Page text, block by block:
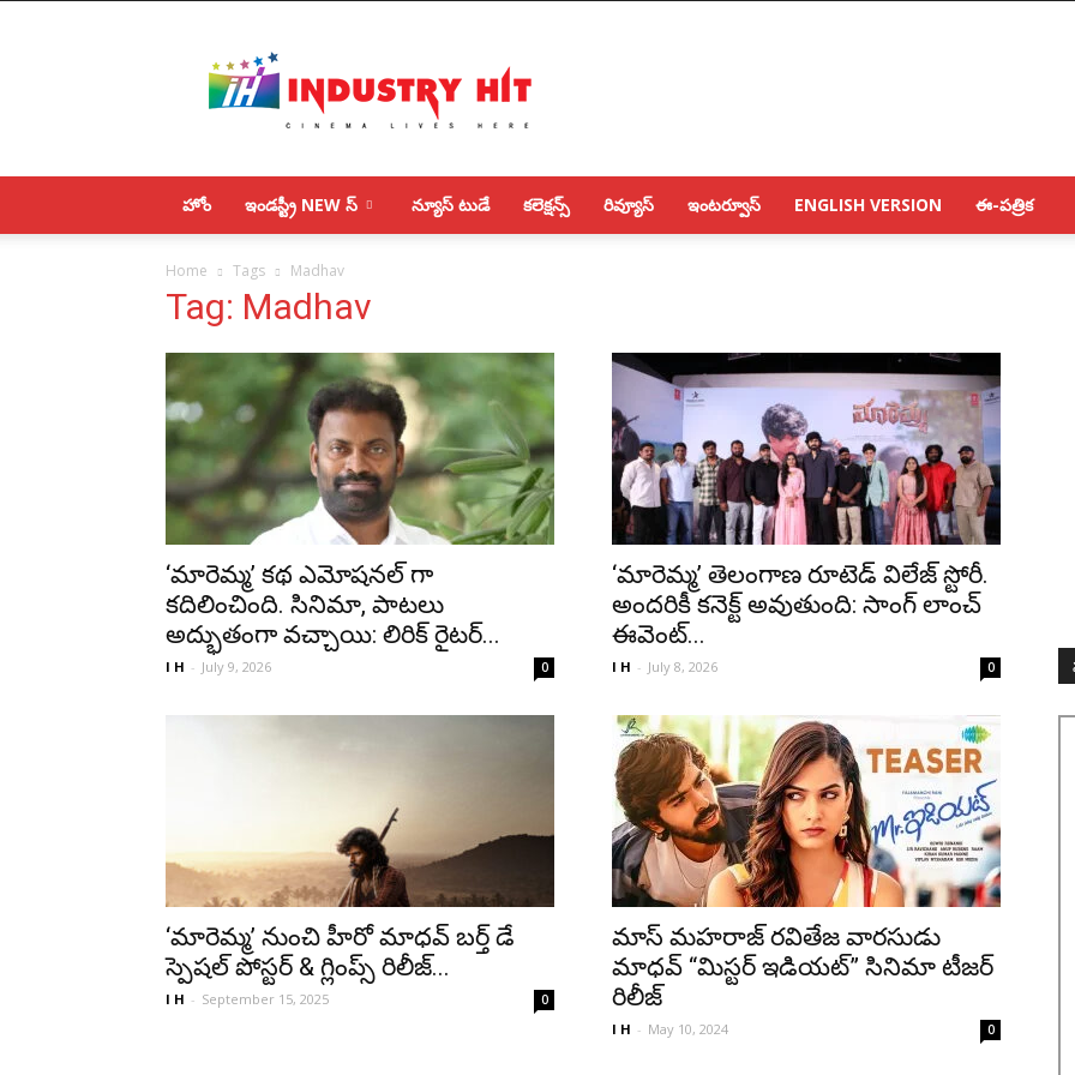
హోం ఇండస్ట్రీ NEW స్ న్యూస్ టుడే కలెక్షన్స్ రివ్యూస్ ఇంటర్వూస్ ENGLISH VERSION ఈ-పత్రిక
Home Tags Madhav
Tag: Madhav
‘మారెమ్మ’ కథ ఎమోషనల్ గా
కదిలించింది. సినిమా, పాటలు
అద్భుతంగా వచ్చాయి: లిరిక్ రైటర్...
I H - July 9, 2026 0
‘మారెమ్మ’ తెలంగాణ రూటెడ్ విలేజ్ స్టోరీ.
అందరికీ కనెక్ట్ అవుతుంది: సాంగ్ లాంచ్
ఈవెంట్...
I H - July 8, 2026 0
‘మారెమ్మ’ నుంచి హీరో మాధవ్ బర్త్ డే
స్పెషల్ పోస్టర్ & గ్లింప్స్ రిలీజ్...
I H - September 15, 2025 0
మాస్ మహరాజ్ రవితేజ వారసుడు
మాధవ్ “మిస్టర్ ఇడియ‌ట్‌” సినిమా టీజర్
రిలీజ్
I H - May 10, 2024 0